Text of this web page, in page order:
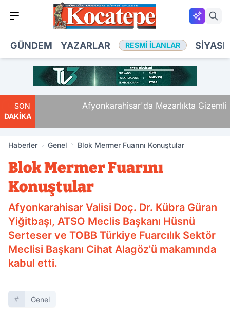
GÜNDEM YAZARLAR RESMI İLANLAR
SON
DAKİKA
Afyonkarahisar'da Mezarlıkta Gizemli
Haberler Genel Blok Mermer Fuarını Konuştular
Blok Mermer Fuarını
Konuştular
Afyonkarahisar Valisi Doç. Dr. Kübra Güran
Yiğitbaşı, ATSO Meclis Başkanı Hüsnü
Serteser ve TOBB Türkiye Fuarcılık Sektör
Meclisi Başkanı Cihat Alagöz'ü makamında
kabul etti.
Genel